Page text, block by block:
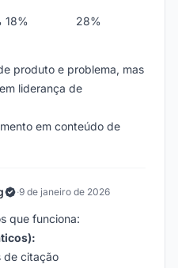
18% 28%
produto e problema, mas
liderança de
em conteúdo de
·9 de janeiro de 2026
que funciona:
de citação